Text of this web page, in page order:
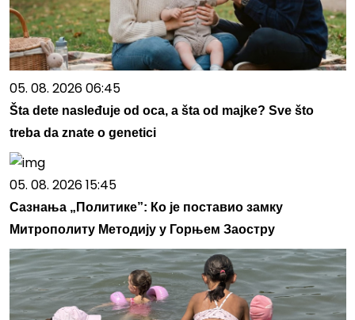
05. 08. 2026 06:45
Šta dete nasleđuje od oca, a šta od majke? Sve što
treba da znate o genetici
05. 08. 2026 15:45
Сазнања „Политике”: Ко је поставио замку
Митрополиту Методију у Горњем Заостру